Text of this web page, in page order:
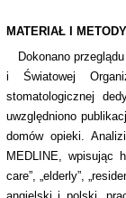
MATERIAŁ I METODY
Dokonano
i Światowej
stomatologicznej
uwzględniono
domów opieki.
MEDLINE, wpisując
care”, „elderly”,